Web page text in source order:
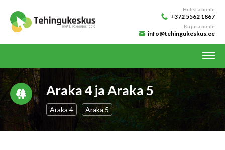
Helista meile
+372 5562 1867
Kirjuta meile
info@tehingukeskus.ee
Araka 4 ja Araka 5
Araka 4 Araka 5